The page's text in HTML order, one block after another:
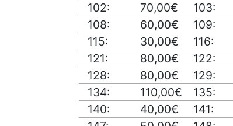
102:
70,00€ 103:
108:
60,00€ 109:
115:
30,00€ 116:
121:
80,00€ 122:
128:
80,00€ 129:
134:
110,00€ 135:
140:
40,00€ 141: